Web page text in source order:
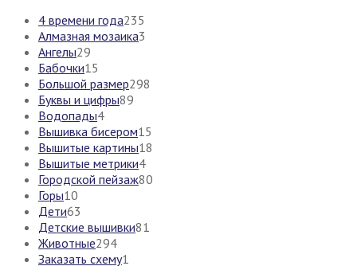
4 времени года235
Алмазная мозаика3
Ангелы29
Бабочки15
Большой размер298
Буквы и цифры89
Водопады4
Вышивка бисером15
Вышитые картины18
Вышитые метрики4
Городской пейзаж80
Горы10
Дети63
Детские вышивки81
Животные294
Заказать схему1